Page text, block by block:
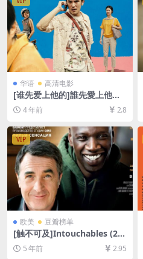
华语 高清电影
[谁先爱上他的]誰先愛上他的
(2018)[百度网盘+夸克网盘
+迅雷云盘资源1080P超清未
删减][MP4/6.4GB][中文字幕]
4 年前 2.8
VIP
欧美 豆瓣榜单
[触不可及]Intouchables (20
11)[百度网盘+迅雷云盘资源1
080P超清未删减][MP4/7.2G
5 年前 2.95